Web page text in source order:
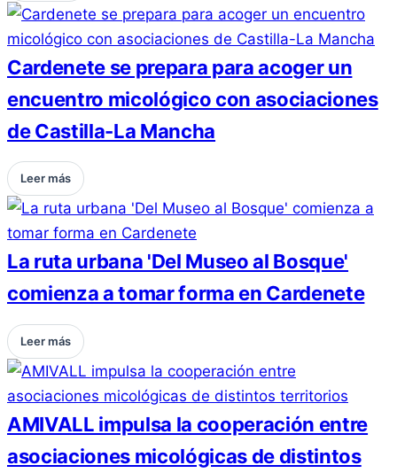
Cardenete se prepara para acoger un
encuentro micológico con asociaciones
de Castilla-La Mancha
Leer más
La ruta urbana 'Del Museo al Bosque'
comienza a tomar forma en Cardenete
Leer más
AMIVALL impulsa la cooperación entre
asociaciones micológicas de distintos